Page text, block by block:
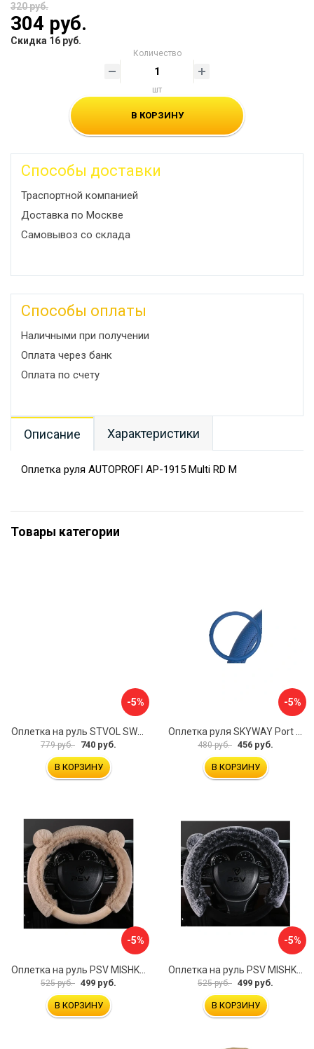
320 руб.
304 руб.
Скидка 16 руб.
Количество
шт
В КОРЗИНУ
Способы доставки
Траспортной компанией
Доставка по Москве
Самовывоз со склада
Способы оплаты
Наличными при получении
Оплата через банк
Оплата по счету
Описание Характеристики
Оплетка руля AUTOPROFI AP-1915 Multi RD M
Товары категории
-5%
779 руб. 740 руб.
В КОРЗИНУ
-5%
480 руб. 456 руб.
В КОРЗИНУ
-5%
Оплетка на руль PSV MISHKA Premium 136099
525 руб. 499 руб.
В КОРЗИНУ
-5%
Оплетка на руль PSV MISHKA Premium 136095
525 руб. 499 руб.
В КОРЗИНУ